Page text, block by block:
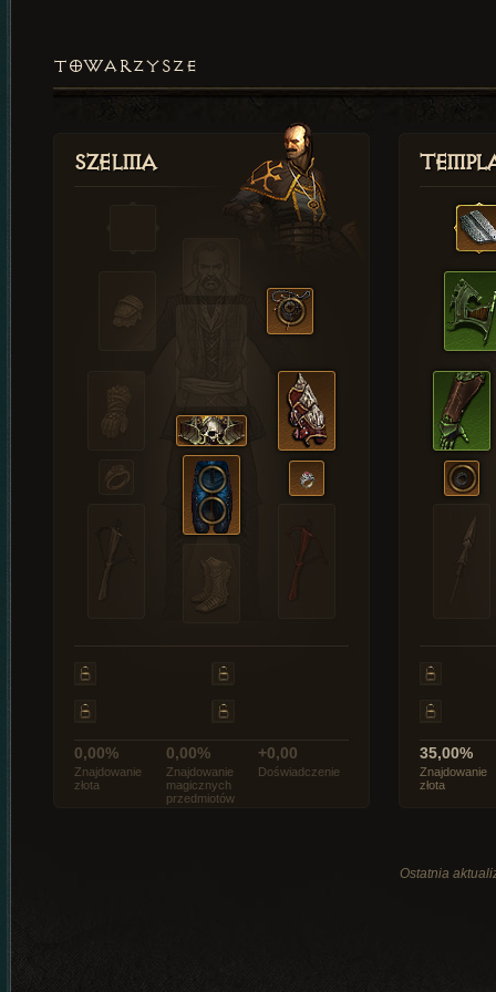
TOWARZYSZE
Szelma
0,00%
Znajdowanie
złota
0,00%
Znajdowanie
magicznych
przedmiotów
+0,00
Doświadczenie
35,00%
Znajdowanie
złota
Ostatnia